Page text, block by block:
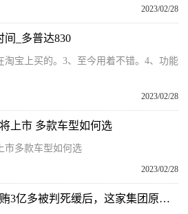
2023/02/28
间_多普达830
淘宝上买的。3、至今用着不错。4、功能
2023/02/28
上市 多款车型如何选
市多款车型如何选
2023/02/28
天天讯息：原董事长受贿3亿多被判死缓后，这家集团原总经理落马